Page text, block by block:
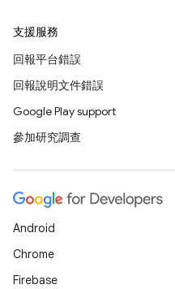
支援服務
回報平台錯誤
回報說明文件錯誤
Google Play support
參加研究調查
Android
Chrome
Firebase